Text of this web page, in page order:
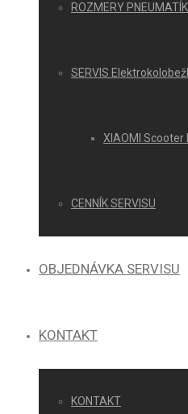
ROZMERY PNEUMATÍK
SERVIS
XIAOMI
CENNÍK SERVISU
OBJEDNÁVKA SERVISU
KONTAKT
KONTAKT